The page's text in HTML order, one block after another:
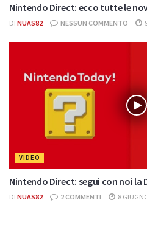
Nintendo Direct: ecco tutte le
DI NUAS82 NESSUN COMMENTO
VIDEO
Nintendo Direct: segui con noi la
DI NUAS82 2 COMMENTI 8